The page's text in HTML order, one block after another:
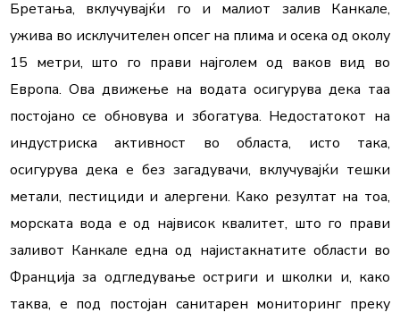
Бретања, вклучувајќи го и малиот залив Канкале,
ужива во исклучителен опсег на плима и осека од околу
15 метри, што го прави најголем од ваков вид во
Европа. Ова движење на водата осигурува дека таа
постојано се обновува и збогатува. Недостатокот на
индустриска активност во областа, исто така,
осигурува дека е без загадувачи, вклучувајќи тешки
метали, пестициди и алергени. Како резултат на тоа,
морската вода е од највисок квалитет, што го прави
заливот Канкале една од најистакнатите области во
Франција за одгледување остриги и школки и, како
таква, е под постојан санитарен мониторинг преку